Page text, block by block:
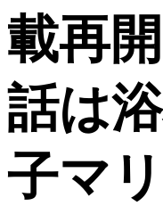
載再
話は
子マ